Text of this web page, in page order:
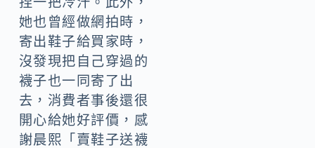
她也曾經做網拍時，
寄出鞋子給買家時，
沒發現把自己穿過的
襪子也一同寄了出
去，消費者事後還很
開心給她好評價，感
謝晨熙「賣鞋子送襪